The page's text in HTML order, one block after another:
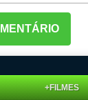
+FILMES